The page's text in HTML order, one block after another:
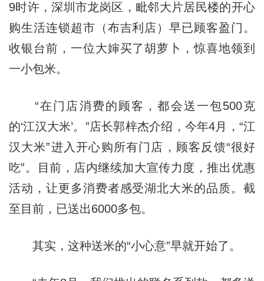
9时许，深圳市龙岗区，毗邻大片居民楼的开心
购生活连锁超市（布吉利店）早已顾客盈门。
收银台前，一位大婶买了胡萝卜，惊喜地领到
一小包米。
“在门店消费的顾客，都会送一包500克
的‘江汉大米’。”店长郭梓杰介绍，今年4月，“江
汉大米”进入开心购所有门店，顾客反馈“很好
吃”。目前，店内继续加大宣传力度，推出优惠
活动，让更多消费者感受湖北大米的品质。截
至目前，已送出6000多包。
其实，这种送米的“小心意”早就开始了。